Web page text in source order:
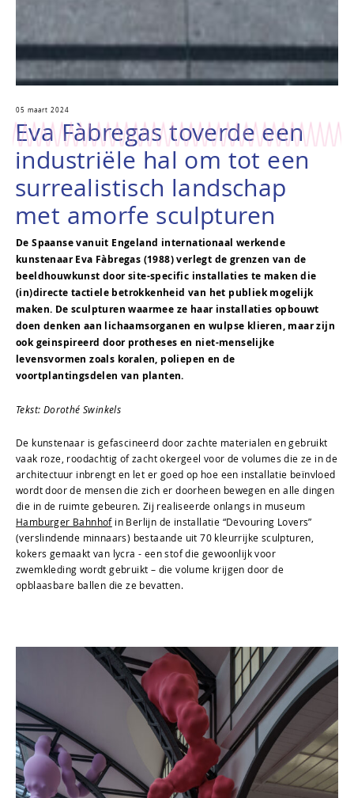
05 maart 2024
Eva Fàbregas toverde een
industriële hal om tot een
surrealistisch landschap
met amorfe sculpturen
De Spaanse vanuit Engeland internationaal werkende
kunstenaar Eva Fàbregas (1988) verlegt de grenzen van de
beeldhouwkunst door site-specific installaties te maken die
(in)directe tactiele betrokkenheid van het publiek mogelijk
maken. De sculpturen waarmee ze haar installaties opbouwt
doen denken aan lichaamsorganen en wulpse klieren, maar zijn
ook geinspireerd door protheses en niet-menselijke
levensvormen zoals koralen, poliepen en de
voortplantingsdelen van planten.
Tekst: Dorothé Swinkels
De kunstenaar is gefascineerd door zachte materialen en gebruikt
vaak roze, roodachtig of zacht okergeel voor de volumes die ze in de
architectuur inbrengt en let er goed op hoe een installatie beïnvloed
wordt door de mensen die zich er doorheen bewegen en alle dingen
die in de ruimte gebeuren. Zij realiseerde onlangs in museum
Hamburger Bahnhofin Berlijn de installatie “Devouring Lovers”
(verslindende minnaars) bestaande uit 70 kleurrijke sculpturen,
kokers gemaakt van lycra - een stof die gewoonlijk voor
zwemkleding wordt gebruikt – die volume krijgen door de
opblaasbare ballen die ze bevatten.